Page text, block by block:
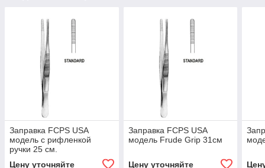
Заправка FCPS USA
модель с рифленкой
ручки 25 см.
Цену уточняйте
Заправка FCPS USA
модель Frude Grip 31см
Цену уточняйте